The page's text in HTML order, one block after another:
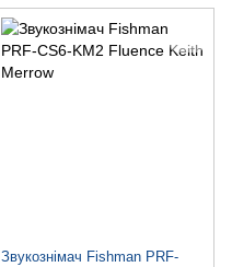
Звукознімач Fishman PRF-